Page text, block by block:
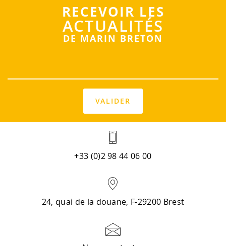
RECEVOIR LES
ACTUALITÉS
DE MARIN BRETON
+33 (0)2 98 44 06 00
24, quai de la douane, F-29200 Brest